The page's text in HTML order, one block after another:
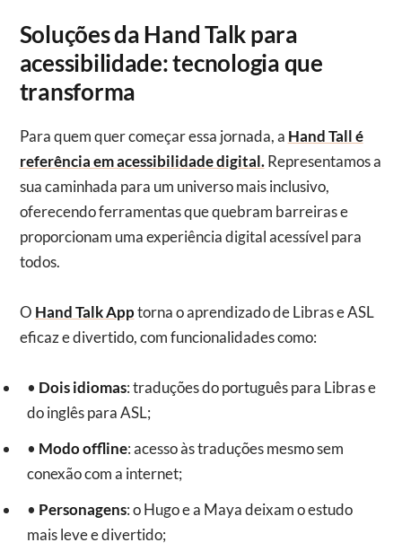
Soluções da Hand Talk para
acessibilidade: tecnologia que
transforma
Para quem quer começar essa jornada, a Hand Tall é
referência em acessibilidade digital.Representamos a
sua caminhada para um universo mais inclusivo,
oferecendo ferramentas que quebram barreiras e
proporcionam uma experiência digital acessível para
todos.
Hand Talk Apptorna o aprendizado de Libras e ASL
eficaz e divertido, com funcionalidades como:
• Dois idiomas: traduções do português para Libras e
do inglês para ASL;
• Modo offline: acesso às traduções mesmo sem
conexão com a internet;
• Personagens: o Hugo e a Maya deixam o estudo
mais leve e divertido;